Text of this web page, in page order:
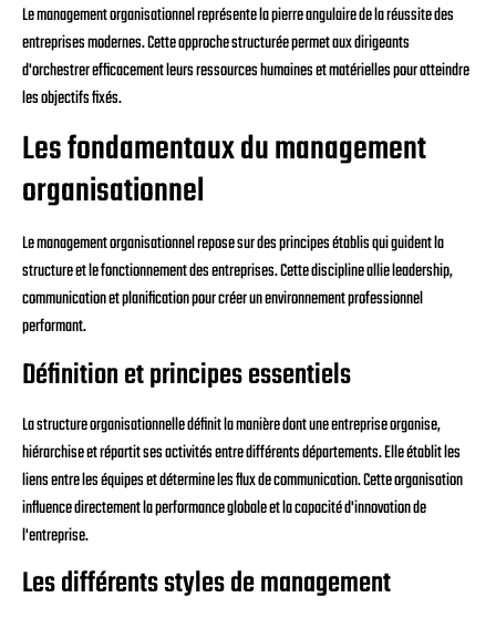
Le management organisationnel représente la pierre angulaire de la réussite des
entreprises modernes. Cette approche structurée permet aux dirigeants
d'orchestrer efficacement leurs ressources humaines et matérielles pour atteindre
les objectifs fixés.
Les fondamentaux du management
organisationnel
Le management organisationnel repose sur des principes établis qui guident la
structure et le fonctionnement des entreprises. Cette discipline allie leadership,
communication et planification pour créer un environnement professionnel
performant.
Définition et principes essentiels
La structure organisationnelle définit la manière dont une entreprise organise,
hiérarchise et répartit ses activités entre différents départements. Elle établit les
liens entre les équipes et détermine les flux de communication. Cette organisation
influence directement la performance globale et la capacité d'innovation de
l'entreprise.
Les différents styles de management